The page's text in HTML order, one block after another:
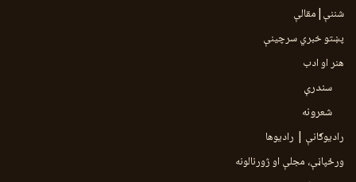
شننې|مقالې
پښتو خبري سرچينې
هنر او ادب
سندرې
شعرونه
رادیوګانې | رادیوها
ورځپاڼې، مجلې او ژورنالونه